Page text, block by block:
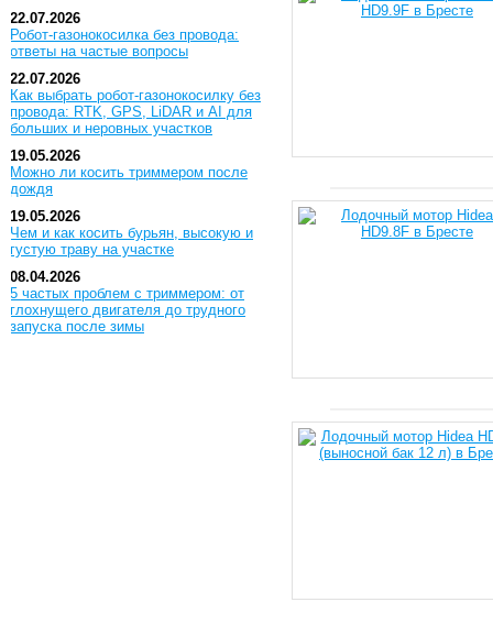
22.07.2026
Робот-газонокосилка без провода:
ответы на частые вопросы
22.07.2026
Как выбрать робот-газонокосилку без
провода: RTK, GPS, LiDAR и AI для
больших и неровных участков
19.05.2026
Можно ли косить триммером после
дождя
19.05.2026
Чем и как косить бурьян, высокую и
густую траву на участке
08.04.2026
5 частых проблем с триммером: от
глохнущего двигателя до трудного
запуска после зимы